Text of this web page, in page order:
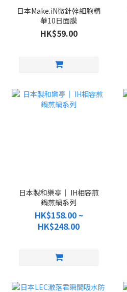
日本Make.iN微針幹細胞精
華10日面膜
HK$59.00
日本製和樂亭｜ IH相容煎
鍋煎鍋系列
HK$158.00 ~
HK$248.00